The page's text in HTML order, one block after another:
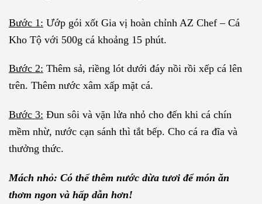
Bước 1: Ướp gói xốt Gia vị hoàn chỉnh AZ Chef – Cá
Kho Tộ với 500g cá khoảng 15 phút.
Bước 2: Thêm sả, riềng lót dưới đáy nồi rồi xếp cá lên
trên. Thêm nước xâm xấp mặt cá.
Bước 3: Đun sôi và vặn lửa nhỏ cho đến khi cá chín
mềm nhừ, nước cạn sánh thì tắt bếp. Cho cá ra đĩa và
thưởng thức.
Mách nhỏ: Có thể thêm nước dừa tươi để món ăn
thơm ngon và hấp dẫn hơn!